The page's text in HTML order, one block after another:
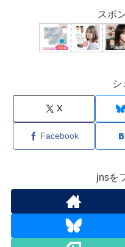
スポ
シ
X
Facebook
jnsを